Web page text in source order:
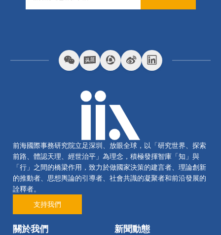
前海國際事務研究院立足深圳、放眼全球，以「研究世界、探索
前路、體認天理、經世治平」為理念，積極發揮智庫「知」與
「行」之間的橋梁作用，致力於做國家決策的建言者、理論創新
的推動者、思想輿論的引導者、社會共識的凝聚者和前沿發展的
詮釋者。
支持我們
關於我們 新聞動態